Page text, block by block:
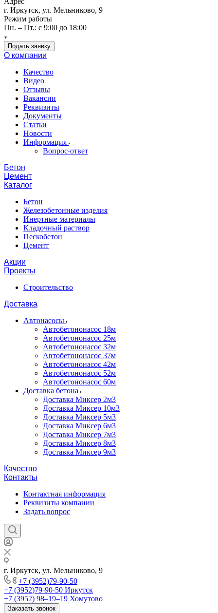
г. Иркутск, ул. Мельниково, 9
Режим работы
Пн. – Пт.: с 9:00 до 18:00
Подать заявку
О компании
Качество
Видео
Отзывы
Вакансии
Реквизиты
Документы
Статьи
Новости
Информация
Вопрос-ответ
Бетон
Цемент
Каталог
Бетон
Железобетонные изделия
Инертные материалы
Кладочный раствор
Пескобетон
Цемент
Акции
Проекты
Строительство
Доставка
Автонасосы
Автобетононасос 18м
Автобетононасос 25м
Автобетононасос 32м
Автобетононасос 37м
Автобетононасос 42м
Автобетононасос 52м
Автобетононасос 60м
Доставка бетона
Доставка Миксер 2м3
Доставка Миксер 10м3
Доставка Миксер 5м3
Доставка Миксер 6м3
Доставка Миксер 7м3
Доставка Миксер 8м3
Доставка Миксер 9м3
Качество
Контакты
Контактная информация
Реквизиты компании
Задать вопрос
г. Иркутск, ул. Мельниково, 9
+7 (3952)79-90-50
+7 (3952)79-90-50 Иркутск
+7 (3952) 98‒19‒19 Хомутово
Заказать звонок